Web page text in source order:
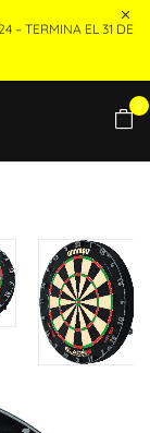
– TERMINA EL 31 DE
0